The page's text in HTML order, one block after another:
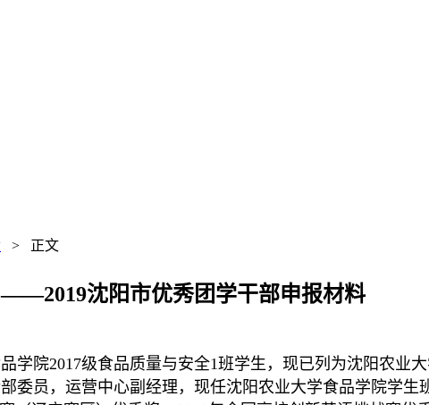
> 正文
沈阳市优秀团学干部申报材料
学院2017级食品质量与安全1班学生，现已列为沈阳农业
委员，运营中心副经理，现任沈阳农业大学食品学院学